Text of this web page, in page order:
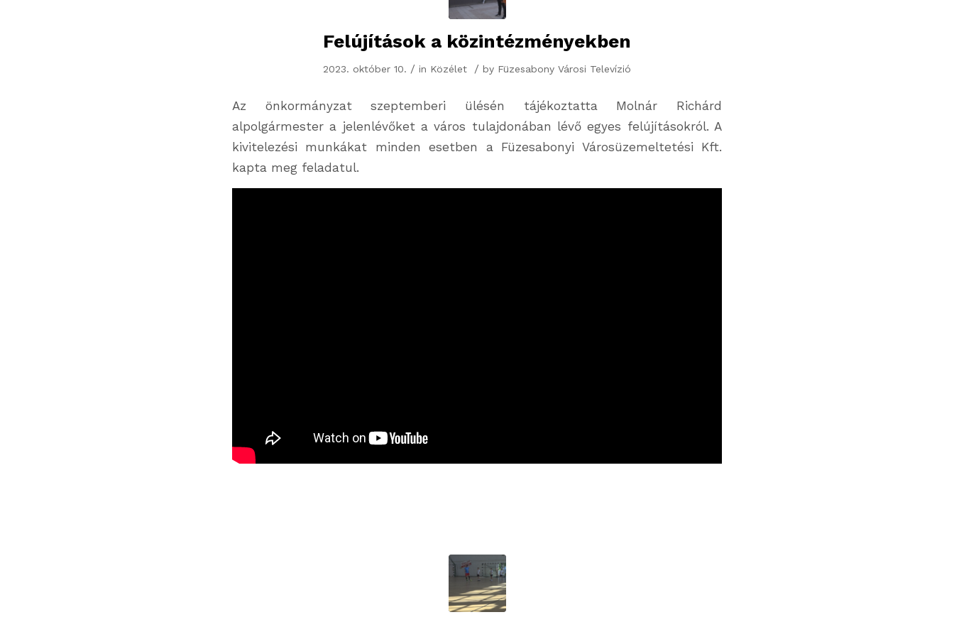
Felújítások a közintézményekben
2023. október 10. / in Közélet / by Füzesabony Városi Televízió
Az önkormányzat szeptemberi ülésén tájékoztatta Molnár Richárd
alpolgármester a jelenlévőket a város tulajdonában lévő egyes felújításokról. A
kivitelezési munkákat minden esetben a Füzesabonyi Városüzemeltetési Kft.
kapta meg feladatul.